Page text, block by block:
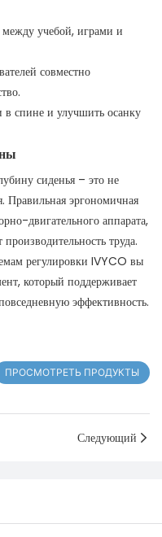
учебой, играми и
совместно
в спине и улучшить осанку
сиденья – это не
Правильная эргономичная
двигательного аппарата,
труда.
регулировки IVYCO вы
который поддерживает
эффективность.
ПРОСМОТРЕТЬ ПРОДУКТЫ
Следующий